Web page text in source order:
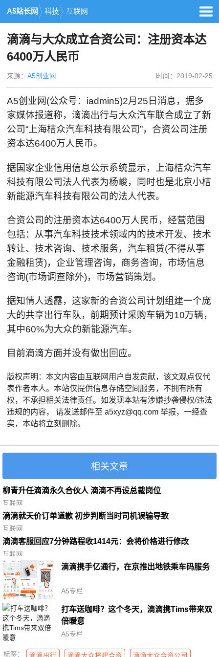
A5站长网 科技 互联网
滴滴与大众成立合资公司：注册资本达
6400万人民币
来源： A5创业网 时间：2019-02-25
A5创业网(公众号：iadmin5)2月25日消息，据多
家媒体报道称，滴滴出行与大众汽车联合成立了新
公司“上海桔众汽车科技有限公司”，合资公司注册
资本达6400万人民币。
据国家企业信用信息公示系统显示，上海桔众汽车
科技有限公司法人代表为杨峻，同时也是北京小桔
新能源汽车科技有限公司的法人代表。
合资公司的注册资本达6400万人民币，经营范围
包括：从事汽车科技技术领域内的技术开发、技术
转让、技术咨询、技术服务，汽车租赁(不得从事
金融租赁)，企业管理咨询，商务咨询，市场信息
咨询(市场调查除外)，市场营销策划。
据知情人透露，这家新的合资公司计划组建一个庞
大的共享出行车队，前期预计采购车辆为10万辆，
其中60%为大众的新能源汽车。
目前滴滴方面并没有做出回应。
版权声明：本文内容由互联网用户自发贡献，该文观点仅代
表作者本人。本站仅提供信息存储空间服务，不拥有所有
权，不承担相关法律责任。如发现本站有涉嫌抄袭侵权/违法
违规的内容， 请发送邮件至 a5xyz@qq.com 举报，一经查
实，本站将立刻删除。
相关文章
柳青升任滴滴永久合伙人 滴滴不再设总裁岗位
互联网
滴滴就天价订单道歉 初步判断当时司机误输导致
互联网
滴滴客服回应7分钟路程收1414元：会将价格进行修改
互联网
滴滴携手亿通行，在京推出地铁乘车码服务
A5专栏
打车送咖啡？这个冬天，滴滴携Tims带来双
倍暖意
A5专栏
标签：